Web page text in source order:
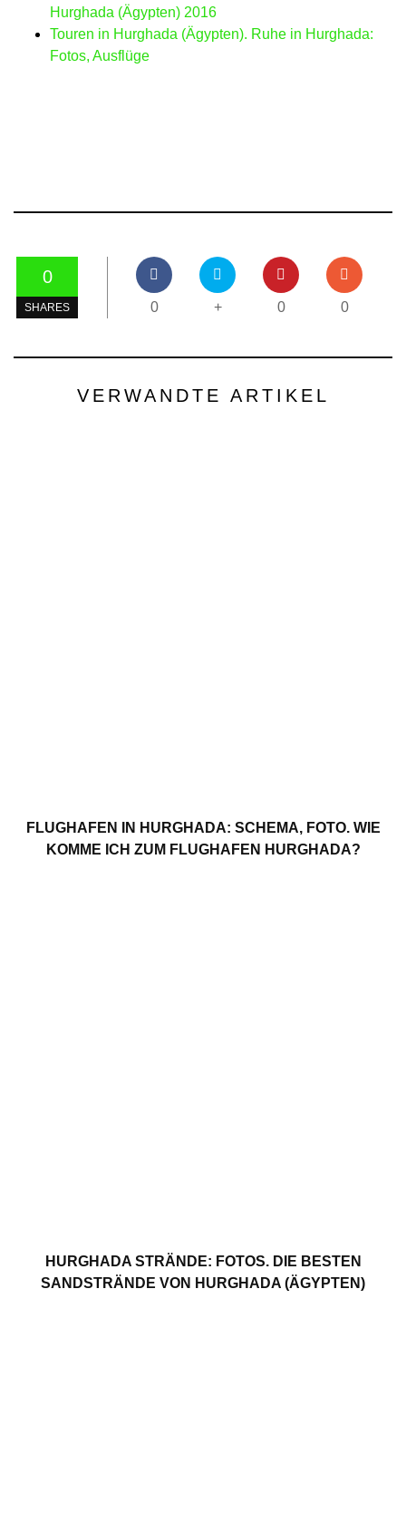
Hurghada (Ägypten) 2016
Touren in Hurghada (Ägypten). Ruhe in Hurghada:
Fotos, Ausflüge
0
SHARES 0 + 0 0
VERWANDTE ARTIKEL
FLUGHAFEN IN HURGHADA: SCHEMA, FOTO. WIE
KOMME ICH ZUM FLUGHAFEN HURGHADA?
HURGHADA STRÄNDE: FOTOS. DIE BESTEN
SANDSTRÄNDE VON HURGHADA (ÄGYPTEN)